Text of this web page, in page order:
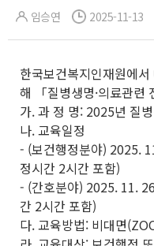
임승연 2025-11-13
한국보건복지인재원에
해 「질병생명·의료관련
가. 과 정 명: 2025년 질
나. 교육일정
- (보건행정분야) 2025.
정시간 2시간 포함)
- (간호분야) 2025. 11.
간 2시간 포함)
다. 교육방법: 비대면